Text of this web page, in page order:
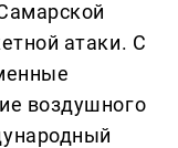
атаки. С
воздушного